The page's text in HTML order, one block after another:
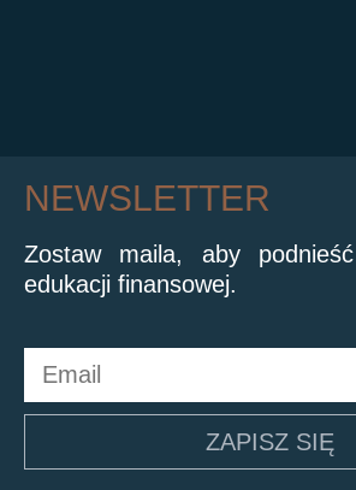
NEWSLETTER
Zostaw maila, aby
edukacji finansowej.